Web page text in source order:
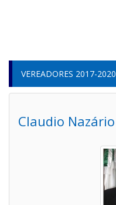
VEREADORES 2017-2020
Claudio Nazário